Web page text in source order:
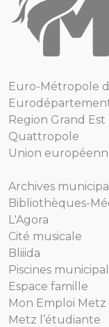
Euro-Métropole
Region Grand Est
Quattropole
Union
Archives
Bibliothèques-
L'Agora
Cité musicale
Bliiida
Piscines
Espace famille
Mon Emploi Metz
Metz l’étudiante